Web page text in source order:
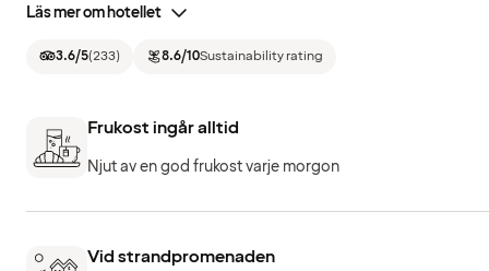
Läs mer om hotellet
3.6/5(233) 8.6/10Sustainability rating
Frukost ingår alltid
Njut av en god frukost varje morgon
Vid strandpromenaden